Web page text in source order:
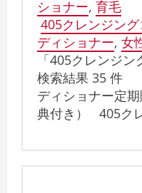
ショナー, 育毛
405クレンジン
ディショナー, 女
「405クレンジ
検索結果 35 件
ディショナー定
典付き） 405ク